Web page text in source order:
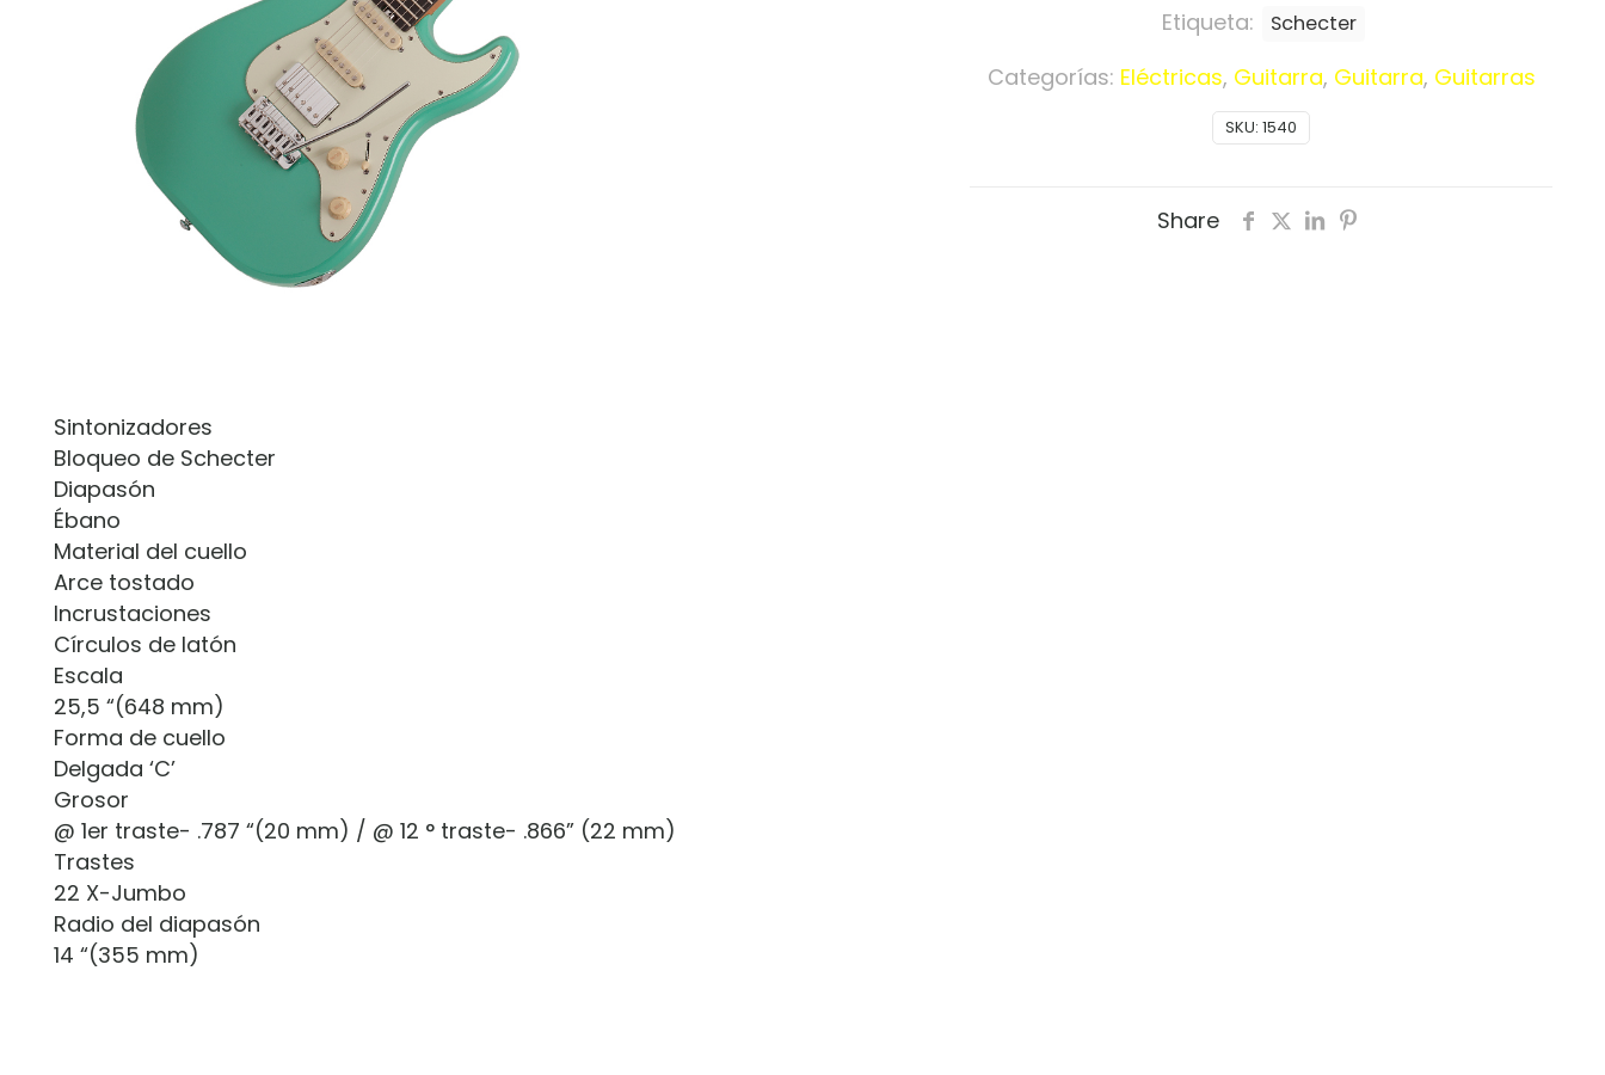
SKU: 1540
Categorías: Eléctricas, Guitarra, Guitarra, Guitarras
Etiqueta: Schecter
Share
Sintonizadores
Bloqueo de Schecter
Diapasón
Ébano
Material del cuello
Arce tostado
Incrustaciones
Círculos de latón
Escala
25,5 “(648 mm)
Forma de cuello
Delgada ‘C’
Grosor
@ 1er traste- .787 “(20 mm) / @ 12 ° traste- .866” (22 mm)
Trastes
22 X-Jumbo
Radio del diapasón
14 “(355 mm)